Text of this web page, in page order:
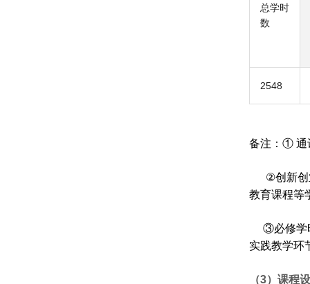
总学时
数
2548
备注：① 通
②创新
教育课程等
③必修
实践教学环
（3）课程